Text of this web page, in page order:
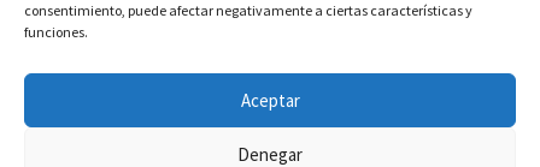
consentimiento, puede afectar negativamente a ciertas características y
funciones.
Aceptar
Denegar